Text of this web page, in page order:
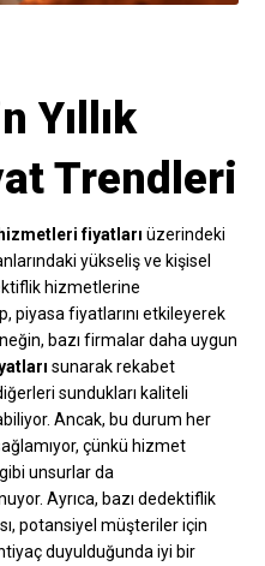
Yıllık
Trendleri
fiyatları üzerindeki
yükseliş ve kişisel
hizmetlerine
piyasa fiyatlarını etkileyerek
bazı firmalar daha uygun
sunarak rekabet
sundukları kaliteli
Ancak, bu durum her
çünkü hizmet
unsurlar da
Ayrıca, bazı dedektiflik
potansiyel müşteriler için
duyulduğunda iyi bir